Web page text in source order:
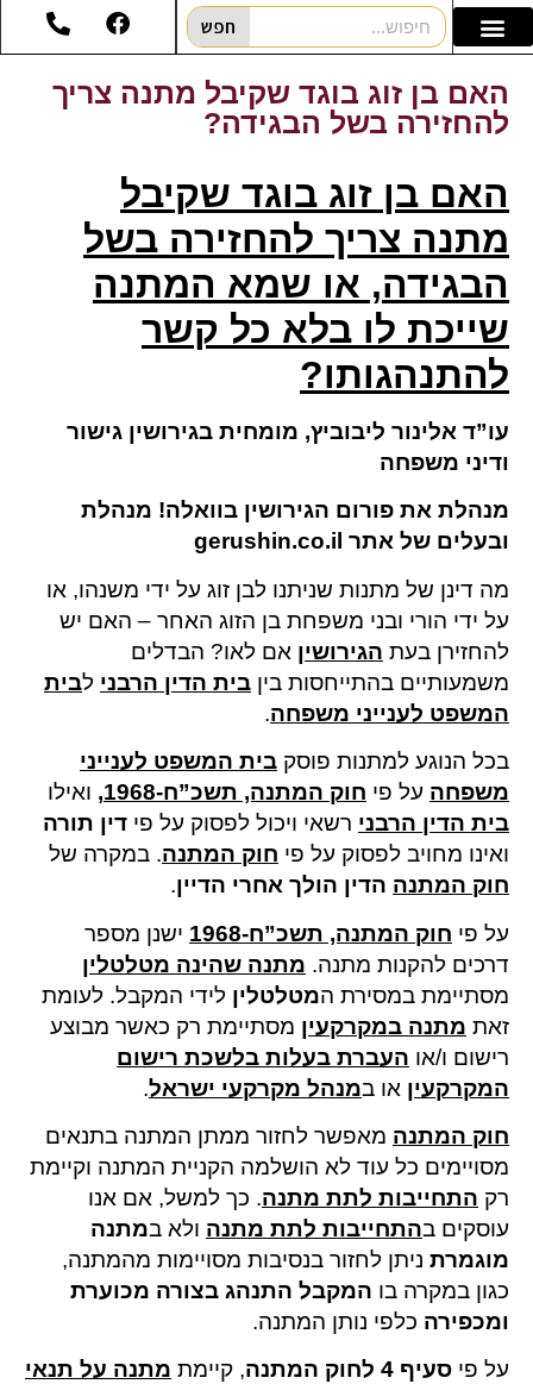
חפש
האם בן זוג בוגד שקיבל מתנה צריך
להחזירה בשל הבגידה?
האם בן זוג בוגד שקיבל
מתנה צריך להחזירה בשל
הבגידה, או שמא המתנה
שייכת לו בלא כל קשר
להתנהגותו?
עו”ד אלינור ליבוביץ, מומחית בגירושין גישור
ודיני משפחה
מנהלת את פורום הגירושין בוואלה! מנהלת
ובעלים של אתר gerushin.co.il
מה דינן של מתנות שניתנו לבן זוג על ידי משנהו, או
על ידי הורי ובני משפחת בן הזוג האחר – האם יש
להחזירן בעת הגירושין אם לאו? הבדלים
משמעותיים בהתייחסות בין בית הדין הרבני לבית
המשפט לענייני משפחה.
בכל הנוגע למתנות פוסק בית המשפט לענייני
משפחה על פי חוק המתנה, תשכ”ח-1968 , ואילו
בית הדין הרבני רשאי ויכול לפסוק על פי דין תורה
ואינו מחויב לפסוק על פי חוק המתנה. במקרה של
חוק המתנה הדין הולך אחרי הדיין.
על פי חוק המתנה, תשכ”ח-1968
ישנן מספר
דרכים להקנות מתנה. מתנה שהינה מטלטלין
מסתיימת במסירת המטלטלין לידי המקבל. לעומת
זאת מתנה במקרקעין מסתיימת רק כאשר מבוצע
רישום ו/או העברת בעלות בלשכת רישום
המקרקעין או במנהל מקרקעי ישראל.
חוק המתנה מאפשר לחזור ממתן המתנה בתנאים
מסויימים כל עוד לא הושלמה הקניית המתנה וקיימת
רק התחייבות לתת מתנה. כך למשל, אם אנו
עוסקים בהתחייבות לתת מתנה ולא במתנה
מוגמרת ניתן לחזור בנסיבות מסויימות מהמתנה,
כגון במקרה בו המקבל התנהג בצורה מכוערת
ומכפירה כלפי נותן המתנה.
על פי סעיף 4 לחוק המתנה , קיימת מתנה על תנאי